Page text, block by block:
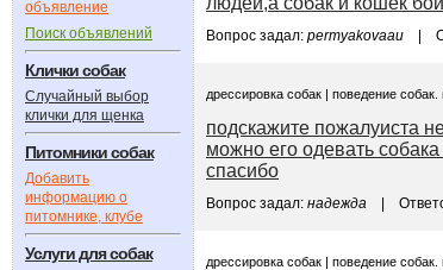
объявление
Поиск объявлений
Клички собак
Случайный выбор
клички для щенка
Питомники собак
Добавить
информацию о
питомнике, клубе
Услуги для собак
Вопрос задал: permyakovaau |
дрессировка собак | поведение
подскажите пожалуиста
можно его одевать
спасибо
Вопрос задал: надежда |
дрессировка собак | поведение